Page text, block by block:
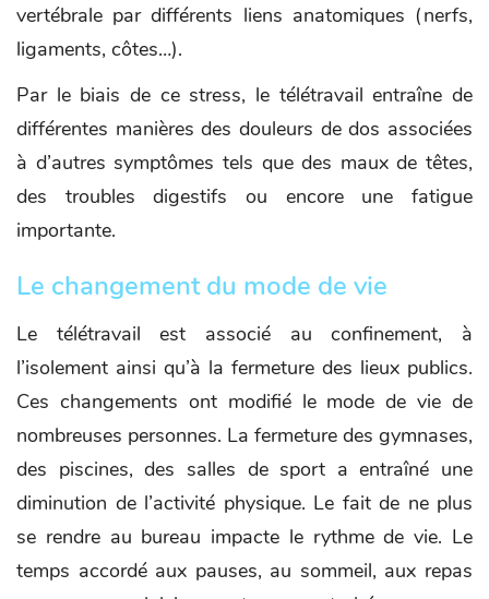
vertébrale par différents liens anatomiques (nerfs,
ligaments, côtes…).
Par le biais de ce stress, le télétravail entraîne de
différentes manières des douleurs de dos associées
à d’autres symptômes tels que des maux de têtes,
des troubles digestifs ou encore une fatigue
importante.
Le changement du mode de vie
Le télétravail est associé au confinement, à
l’isolement ainsi qu’à la fermeture des lieux publics.
Ces changements ont modifié le mode de vie de
nombreuses personnes. La fermeture des gymnases,
des piscines, des salles de sport a entraîné une
diminution de l’activité physique. Le fait de ne plus
se rendre au bureau impacte le rythme de vie. Le
temps accordé aux pauses, au sommeil, aux repas